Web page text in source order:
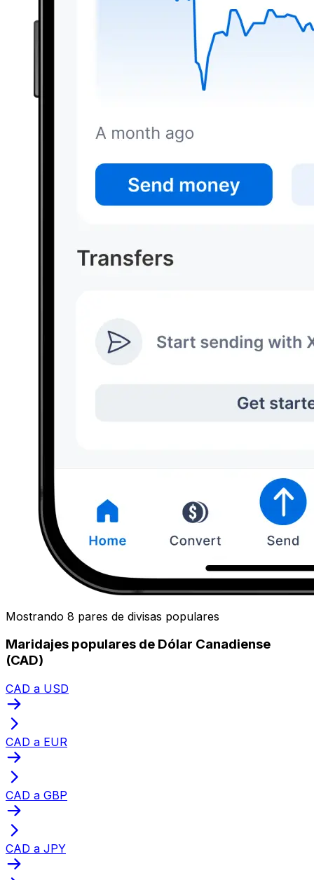
Mostrando 8 pares de divisas populares
Maridajes populares de Dólar Canadiense
(CAD)
CAD a USD
CAD a EUR
CAD a GBP
CAD a JPY